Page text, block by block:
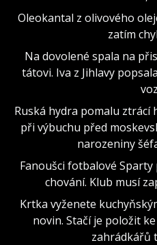
Oleokantal z olivového
zatím
Na dovolené spala na
tátovi. Iva z Jihlavy
Ruská hydra pomalu ztrácí
při výbuchu před
narozeniny
Fanoušci fotbalové
chování. Klub musí
Krtka vyženete
novin. Stačí je položit
zahrádkářů